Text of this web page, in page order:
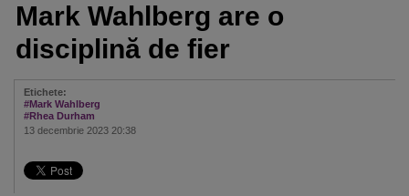
Mark Wahlberg are o
disciplină de fier
Etichete:
#Mark Wahlberg
#Rhea Durham
13 decembrie 2023 20:38